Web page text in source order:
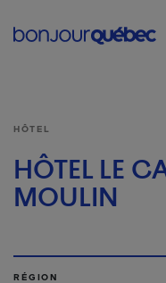
HÔTEL
HÔTEL LE
MOULIN
RÉGION